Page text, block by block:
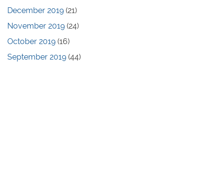
December 2019 (21)
November 2019 (24)
October 2019 (16)
September 2019 (44)